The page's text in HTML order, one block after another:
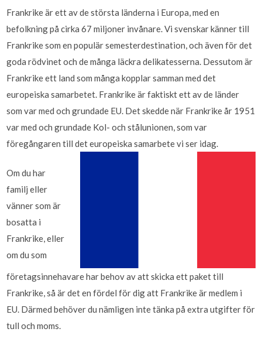
Frankrike är ett av de största länderna i Europa, med en
befolkning på cirka 67 miljoner invånare. Vi svenskar känner till
Frankrike som en populär semesterdestination, och även för det
goda rödvinet och de många läckra delikatesserna. Dessutom är
Frankrike ett land som många kopplar samman med det
europeiska samarbetet. Frankrike är faktiskt ett av de länder
som var med och grundade EU. Det skedde när Frankrike år 1951
var med och grundade Kol- och stålunionen, som var
föregångaren till det europeiska samarbete vi ser idag.
Om du har
familj eller
vänner som är
bosatta i
Frankrike, eller
om du som
företagsinnehavare har behov av att skicka ett paket till
Frankrike, så är det en fördel för dig att Frankrike är medlem i
EU. Därmed behöver du nämligen inte tänka på extra utgifter för
tull och moms.